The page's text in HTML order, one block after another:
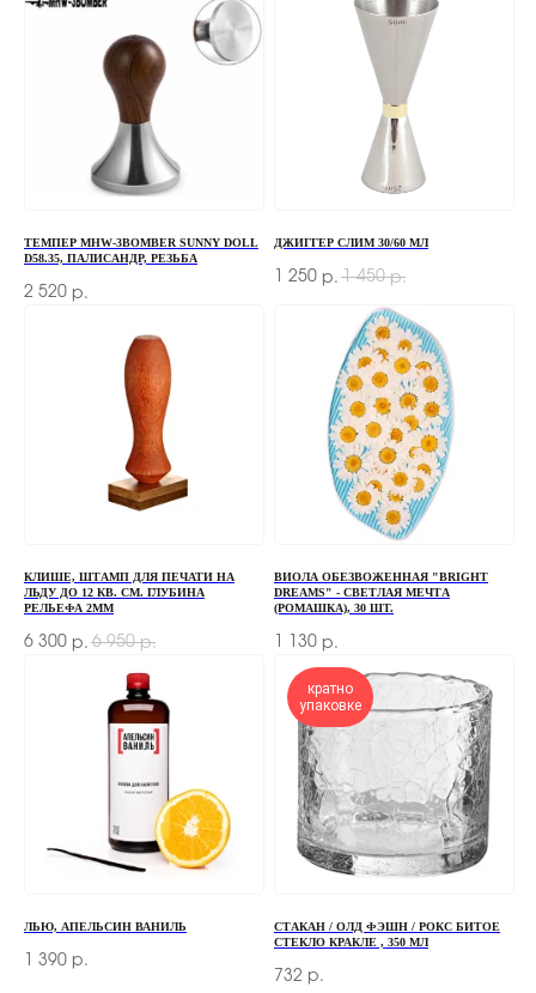
ТЕМПЕР MHW-3BOMBER SUNNY DOLL
D58.35, ПАЛИСАНДР, РЕЗЬБА
2 520 р.
ДЖИГГЕР СЛИМ 30/60 МЛ
1 250 р. 1 450 р.
КЛИШЕ, ШТАМП ДЛЯ ПЕЧАТИ НА
ЛЬДУ ДО 12 КВ. СМ. ГЛУБИНА
РЕЛЬЕФА 2ММ
6 300 р. 6 950 р.
ВИОЛА ОБЕЗВОЖЕННАЯ "BRIGHT
DREAMS" - СВЕТЛАЯ МЕЧТА
(РОМАШКА), 30 ШТ.
1 130 р.
ЛЬЮ, АПЕЛЬСИН ВАНИЛЬ
1 390 р.
кратно
упаковке
СТАКАН / ОЛД ФЭШН / РОКС БИТОЕ
СТЕКЛО КРАКЛЕ , 350 МЛ
732 р.
Если у вас есть вопросы по ассортименту или
нужна консультация — оставьте свои контакты,
мы свяжемся с вами
Отправляя форму, вы соглашаетесь
с Политикой
конфиденциальности и обработки персональных данных
ОТПРАВИТЬ
+7 (966) 077-55-50
Г. МОСКВА, ДЕРБЕНЕВСКАЯ
TELEGRAM
ПЕРЕД ПОСЕЩЕНИЕМ ОФИСА, ПОЖАЛУЙСТА,